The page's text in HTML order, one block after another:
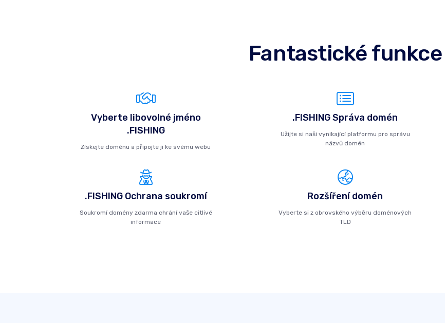
Fantastické funkce
Vyberte libovolné jméno
.FISHING
Získejte doménu a připojte ji ke svému webu
.FISHING Správa domén
Užijte si naši vynikající platformu pro správu
názvů domén
.FISHING Ochrana soukromí
Soukromí domény zdarma chrání vaše citlivé
informace
Rozšíření domén
Vyberte si z obrovského výběru doménových
TLD